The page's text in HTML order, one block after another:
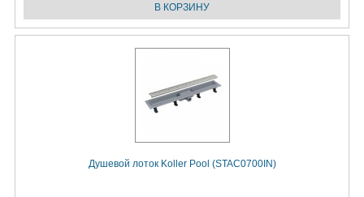
Душевой лоток Koller Pool (STAC0700IN)